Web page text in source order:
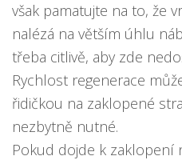
však pamatujte na to, že
nalézá na větším úhlu
třeba citlivě, aby zde
Rychlost regenerace
řidičkou na zaklopené
nezbytně nutné.
Pokud dojde k zaklopení